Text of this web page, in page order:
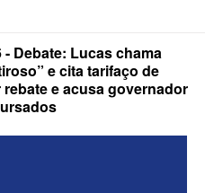
- Debate: Lucas chama
e cita tarifaço de
e acusa governador